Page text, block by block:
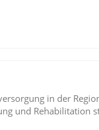
in der
und Rehabilitation